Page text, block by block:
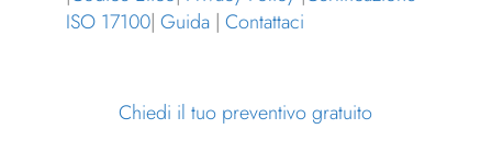
ISO 17100| Guida| Contattaci
Chiedi il tuo preventivo gratuito